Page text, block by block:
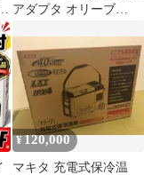
アダプタ オリーブ
¥120,000
マキタ 充電式保冷温